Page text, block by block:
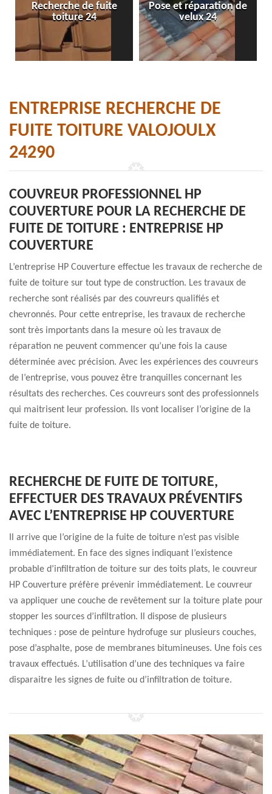
Recherche de fuite
toiture 24
Pose et réparation de
velux 24
ENTREPRISE RECHERCHE DE
FUITE TOITURE VALOJOULX
24290
COUVREUR PROFESSIONNEL HP
COUVERTURE POUR LA RECHERCHE DE
FUITE DE TOITURE : ENTREPRISE HP
COUVERTURE
L’entreprise HP Couverture effectue les travaux de recherche de
fuite de toiture sur tout type de construction. Les travaux de
recherche sont réalisés par des couvreurs qualifiés et
chevronnés. Pour cette entreprise, les travaux de recherche
sont très importants dans la mesure où les travaux de
réparation ne peuvent commencer qu’une fois la cause
déterminée avec précision. Avec les expériences des couvreurs
de l’entreprise, vous pouvez être tranquilles concernant les
résultats des recherches. Ces couvreurs sont des professionnels
qui maitrisent leur profession. Ils vont localiser l’origine de la
fuite de toiture.
RECHERCHE DE FUITE DE TOITURE,
EFFECTUER DES TRAVAUX PRÉVENTIFS
AVEC L’ENTREPRISE HP COUVERTURE
Il arrive que l’origine de la fuite de toiture n’est pas visible
immédiatement. En face des signes indiquant l’existence
probable d’infiltration de toiture sur des toits plats, le couvreur
HP Couverture préfère prévenir immédiatement. Le couvreur
va appliquer une couche de revêtement sur la toiture plate pour
stopper les sources d’infiltration. Il dispose de plusieurs
techniques : pose de peinture hydrofuge sur plusieurs couches,
pose d’asphalte, pose de membranes bitumineuses. Une fois ces
travaux effectués. L’utilisation d’une des techniques va faire
disparaitre les signes de fuite ou d’infiltration de toiture.